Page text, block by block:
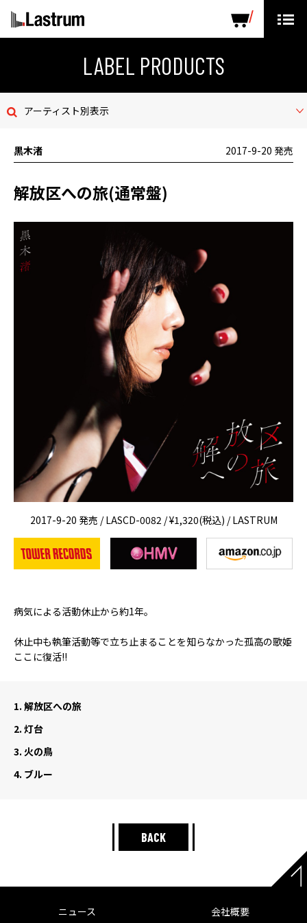
LABEL PRODUCTS
お問い合わせ
デモテープ
プライバシーポリシー
ENGLISH PAGE
LABEL PRODUCTS
アーティスト別表示
黒木渚 2017-9-20 発売
解放区への旅(通常盤)
2017-9-20 発売 / LASCD-0082 / ¥1,320(税込) / LASTRUM
病気による活動休止から約1年。
休止中も執筆活動等で立ち止まることを知らなかった孤高の歌姫
ここに復活!!
1. 解放区への旅
2. 灯台
3. 火の鳥
4. ブルー
BACK
ニュース 会社概要